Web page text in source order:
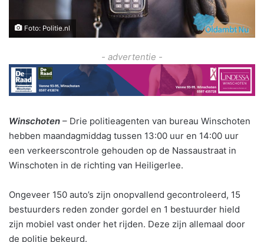
Foto: Politie.nl
- advertentie -
Winschoten – Drie politieagenten van bureau Winschoten
hebben maandagmiddag tussen 13:00 uur en 14:00 uur
een verkeerscontrole gehouden op de Nassaustraat in
Winschoten in de richting van Heiligerlee.
Ongeveer 150 auto’s zijn onopvallend gecontroleerd, 15
bestuurders reden zonder gordel en 1 bestuurder hield
zijn mobiel vast onder het rijden. Deze zijn allemaal door
de politie bekeurd.